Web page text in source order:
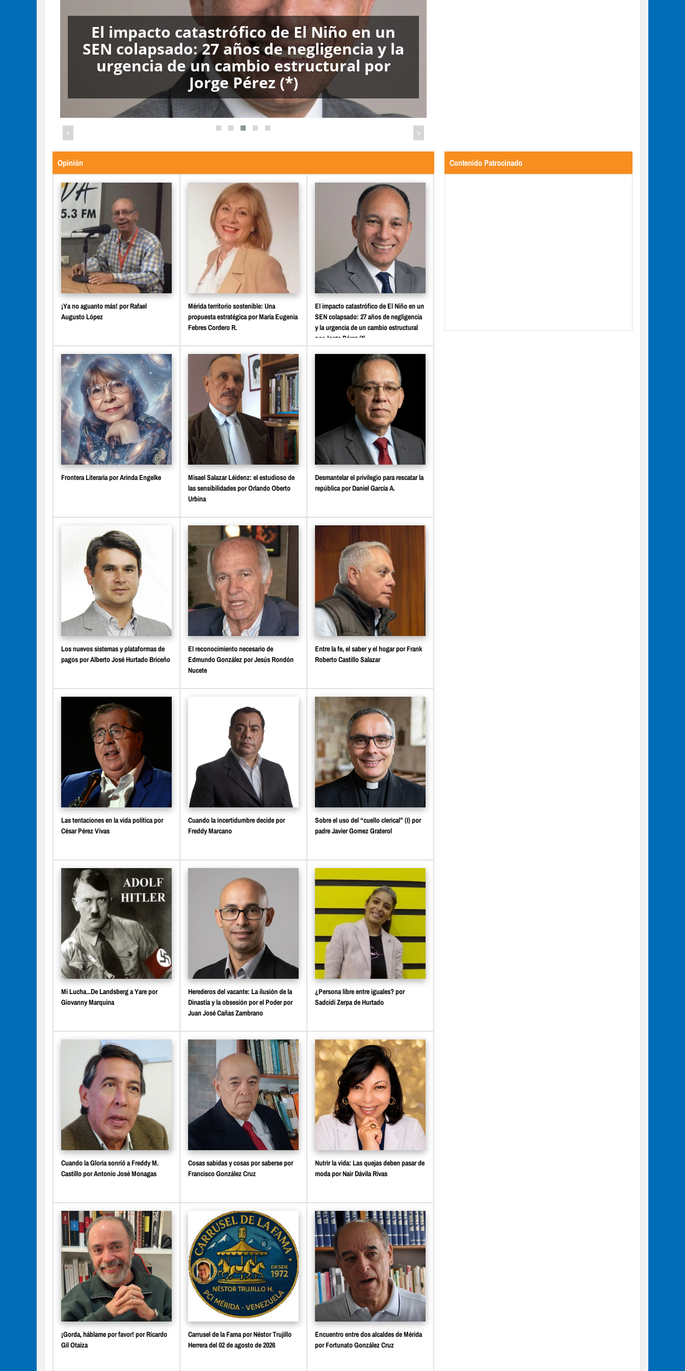
Frontera Literaria por Arinda Engelke
< >
Opinión
¡Ya no aguanto más! por Rafael
Augusto López
Mérida territorio sostenible: Una
propuesta estratégica por María Eugenia
Febres Cordero R.
El impacto catastrófico de El Niño en un
SEN colapsado: 27 años de negligencia
y la urgencia de un cambio estructural
por Jorge Pérez (*)
Frontera Literaria por Arinda Engelke
Misael Salazar Léidenz: el estudioso de
las sensibilidades por Orlando Oberto
Urbina
Desmantelar el privilegio para rescatar la
república por Daniel García A.
Los nuevos sistemas y plataformas de
pagos por Alberto José Hurtado Briceño
El reconocimiento necesario de
Edmundo González por Jesús Rondón
Nucete
Entre la fe, el saber y el hogar por Frank
Roberto Castillo Salazar
Las tentaciones en la vida política por
César Pérez Vivas
Cuando la incertidumbre decide por
Freddy Marcano
Sobre el uso del “cuello clerical” (I) por
padre Javier Gomez Graterol
Mi Lucha...De Landsberg a Yare por
Giovanny Marquina
Herederos del vacante: La ilusión de la
Dinastía y la obsesión por el Poder por
Juan José Cañas Zambrano
¿Persona libre entre iguales? por
Sadcidi Zerpa de Hurtado
Cuando la Gloria sonrió a Freddy M.
Castillo por Antonio José Monagas
Cosas sabidas y cosas por saberse por
Francisco González Cruz
Nutrir la vida: Las quejas deben pasar de
moda por Nair Dávila Rivas
¡Gorda, háblame por favor! por Ricardo
Gil Otaiza
Carrusel de la Fama por Néstor Trujillo
Herrera del 02 de agosto de 2026
Encuentro entre dos alcaldes de Mérida
por Fortunato González Cruz
Contenido Patrocinado